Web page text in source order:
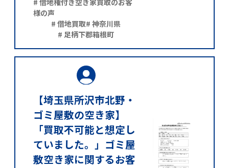
様の声
# 借地買取# 神奈川県
# 足柄下郡箱根町
【埼玉県所沢市北野・
ゴミ屋敷の空き家】
「買取不可能と想定し
ていました。」ゴミ屋
敷空き家に関するお客